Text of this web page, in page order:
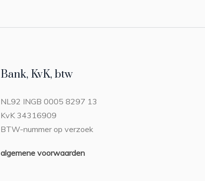
Bank, KvK, btw
NL92 INGB 0005 8297 13
KvK 34316909
BTW-nummer op verzoek
algemene voorwaarden